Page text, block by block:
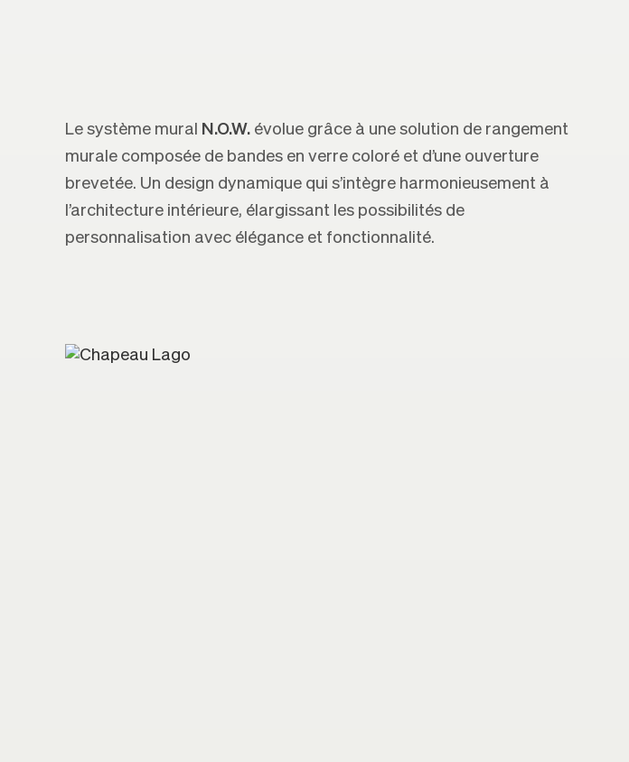
Le système mural N.O.W.évolue grâce à une solution de rangement
murale composée de bandes en verre coloré et d’une ouverture
brevetée. Un design dynamique qui s’intègre harmonieusement à
l’architecture intérieure, élargissant les possibilités de
personnalisation avec élégance et fonctionnalité.